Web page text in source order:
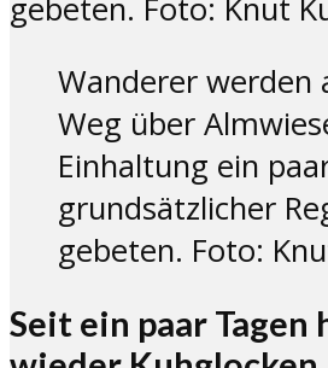
Wanderer werden
Weg über
Einhaltung ein
grundsätzlicher
gebeten. Foto:
Seit ein paar Tagen